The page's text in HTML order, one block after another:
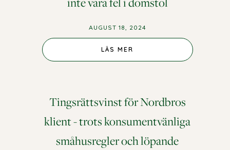
AUGUST 18, 2024
LÄS MER
Tingsrättsvinst för Nordbros
klient - trots konsumentvänliga
småhusregler och löpande